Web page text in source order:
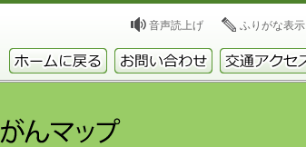
音声読上げ ふりがな表示